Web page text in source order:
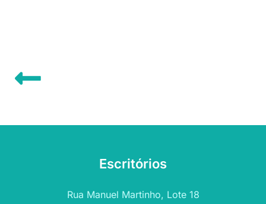
Escritórios
Rua Manuel Martinho, Lote 18